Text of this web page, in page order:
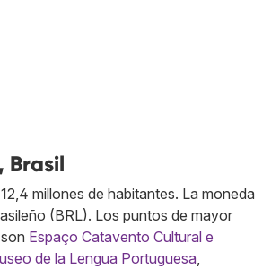
Brasil
millones de habitantes. La moneda
(BRL). Los puntos de mayor
Espaço Catavento Cultural e
de la Lengua Portuguesa